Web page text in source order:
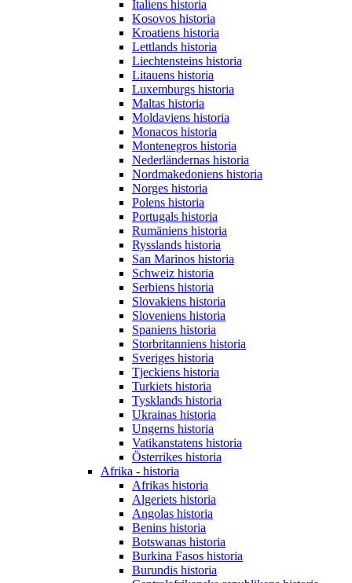
Italiens historia
Kosovos historia
Kroatiens historia
Lettlands historia
Liechtensteins historia
Litauens historia
Luxemburgs historia
Maltas historia
Moldaviens historia
Monacos historia
Montenegros historia
Nederländernas historia
Nordmakedoniens historia
Norges historia
Polens historia
Portugals historia
Rumäniens historia
Rysslands historia
San Marinos historia
Schweiz historia
Serbiens historia
Slovakiens historia
Sloveniens historia
Spaniens historia
Storbritanniens historia
Sveriges historia
Tjeckiens historia
Turkiets historia
Tysklands historia
Ukrainas historia
Ungerns historia
Vatikanstatens historia
Österrikes historia
Afrika - historia
Afrikas historia
Algeriets historia
Angolas historia
Benins historia
Botswanas historia
Burkina Fasos historia
Burundis historia